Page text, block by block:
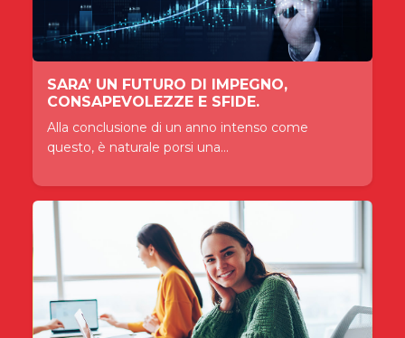
SARA’ UN FUTURO DI IMPEGNO,
CONSAPEVOLEZZE E SFIDE.
Alla conclusione di un anno intenso come
questo, è naturale porsi una...